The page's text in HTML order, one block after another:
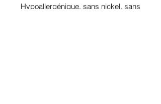
Hypoallergénique, sans nickel, sans